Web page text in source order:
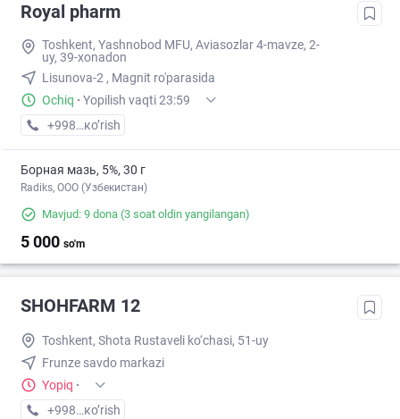
Royal pharm
Toshkent, Yashnobod MFU, Aviasozlar 4-mavze, 2-
uy, 39-xonadon
Lisunova-2 , Magnit ro'parasida
Ochiq · Yopilish vaqti 23:59
+998 (91) XXX-XX-XX
кo’rish
Борная мазь, 5%, 30 г
Radiks, ООО (Узбекистан)
Mavjud: 9 dona (3 soat oldin yangilangan)
5 000 so'm
SHOHFARM 12
Toshkent, Shota Rustaveli ko‘chasi, 51-uy
Frunze savdo markazi
Yopiq ·
+998 (71) XXX-XX-XX
кo’rish